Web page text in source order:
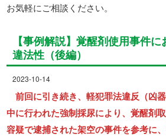
お気軽にご相談ください。
【事例解説】覚醒剤使用事件
違法性（後編）
2023-10-14
前回に引き続き、軽犯罪法違反（凶
中に行われた強制採尿により、覚醒剤
容疑で逮捕された架空の事件を参考に